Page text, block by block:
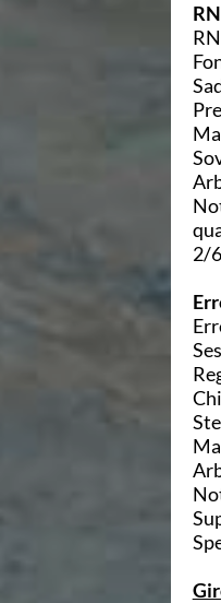
Provinciali
Arbitrali
Nuoto
Foro Italico
2/